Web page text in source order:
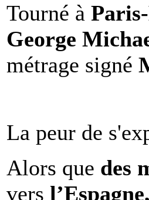
Tourné à
George
métrage signé
La peur de
Alors que des
vers